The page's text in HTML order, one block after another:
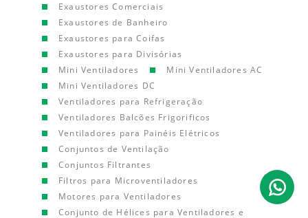
Exaustores Comerciais
Exaustores de Banheiro
Exaustores para Coifas
Exaustores para Divisórias
Mini Ventiladores
Mini Ventiladores AC
Mini Ventiladores DC
Ventiladores para Refrigeração
Ventiladores Balcões Frigorificos
Ventiladores para Painéis Elétricos
Conjuntos de Ventilação
Conjuntos Filtrantes
Filtros para Microventiladores
Motores para Ventiladores
Conjunto de Hélices para Ventiladores e